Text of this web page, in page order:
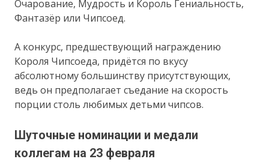
Очарование, Мудрость и Король Гениальность,
Фантазёр или Чипсоед.
А конкурс, предшествующий награждению
Короля Чипсоеда, придётся по вкусу
абсолютному большинству присутствующих,
ведь он предполагает съедание на скорость
порции столь любимых детьми чипсов.
Шуточные номинации и медали
коллегам на 23 февраля